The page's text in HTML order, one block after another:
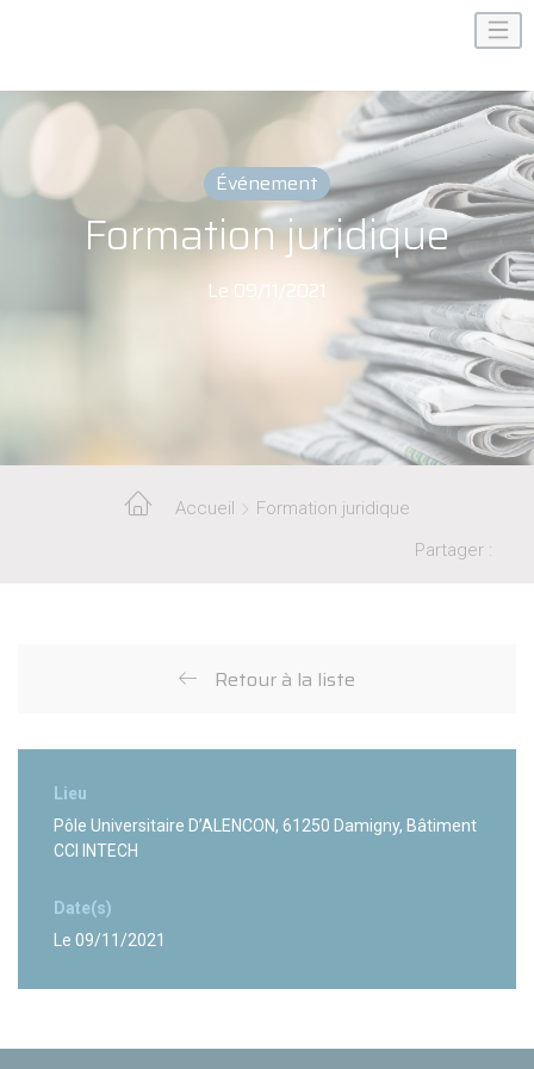
Événement
Formation juridique
Le 09/11/2021
Accueil
Formation juridique
Partager :
Retour à la liste
Lieu
Pôle Universitaire D’ALENCON, 61250 Damigny, Bâtiment
CCI INTECH
Date(s)
Le 09/11/2021